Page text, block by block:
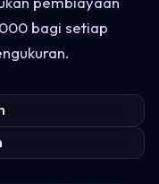
bagi setiap